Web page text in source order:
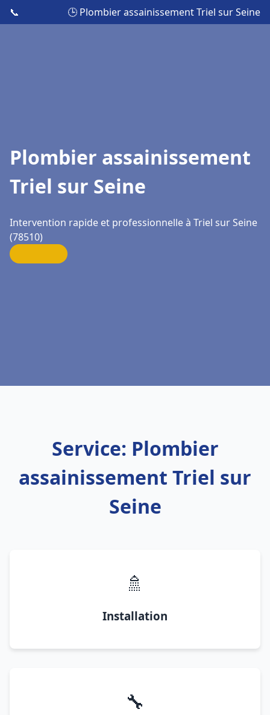
📞 🕒 Plombier assainissement Triel sur Seine
Plombier assainissement
Triel sur Seine
Intervention rapide et professionnelle à Triel sur Seine
(78510)
Service: Plombier
assainissement Triel sur
Seine
🚿
Installation
🔧